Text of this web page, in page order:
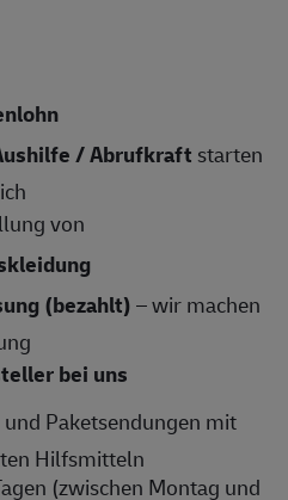
/ Abrufkraft starten
von
(bezahlt)– wir machen
bei uns
Paketsendungen mit
Hilfsmitteln
(zwischen Montag und